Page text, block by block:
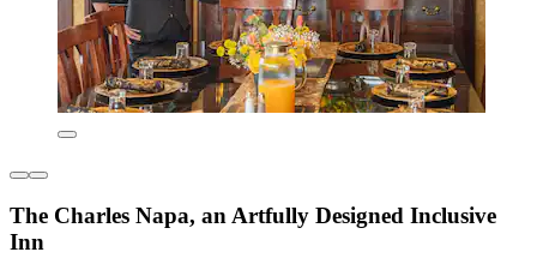
The Charles Napa, an Artfully Designed Inclusive
Inn